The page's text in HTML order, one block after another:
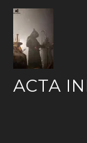
Skip
content
ACTA